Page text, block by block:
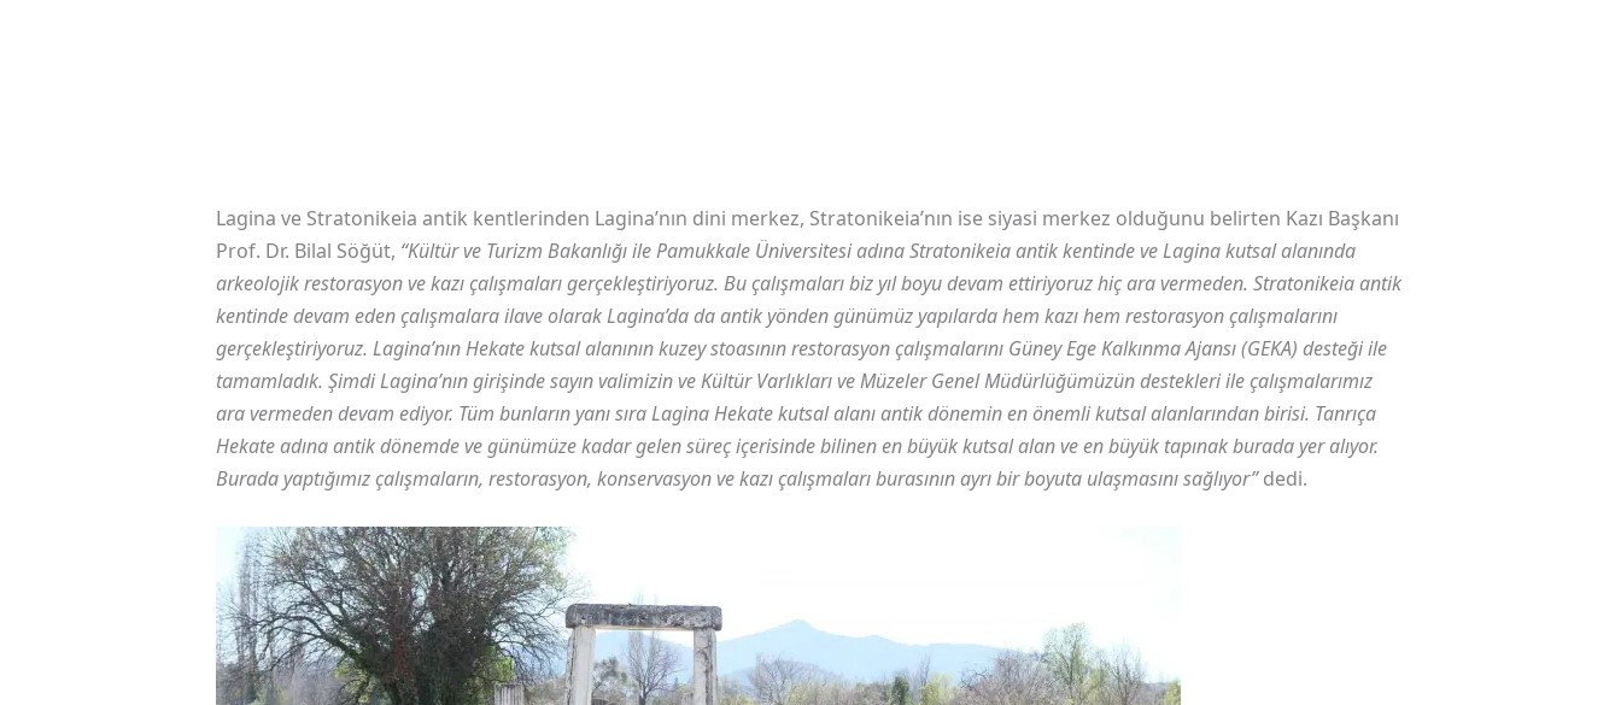
Lagina ve Stratonikeia antik kentlerinden Lagina’nın dini merkez, Stratonikeia’nın ise siyasi merkez olduğunu belirten Kazı Başkanı
Prof. Dr. Bilal Söğüt, “Kültür ve Turizm Bakanlığı ile Pamukkale Üniversitesi adına Stratonikeia antik kentinde ve Lagina kutsal alanında
arkeolojik restorasyon ve kazı çalışmaları gerçekleştiriyoruz. Bu çalışmaları biz yıl boyu devam ettiriyoruz hiç ara vermeden. Stratonikeia antik
kentinde devam eden çalışmalara ilave olarak Lagina’da da antik yönden günümüz yapılarda hem kazı hem restorasyon çalışmalarını
gerçekleştiriyoruz. Lagina’nın Hekate kutsal alanının kuzey stoasının restorasyon çalışmalarını Güney Ege Kalkınma Ajansı (GEKA) desteği ile
tamamladık. Şimdi Lagina’nın girişinde sayın valimizin ve Kültür Varlıkları ve Müzeler Genel Müdürlüğümüzün destekleri ile çalışmalarımız
ara vermeden devam ediyor. Tüm bunların yanı sıra Lagina Hekate kutsal alanı antik dönemin en önemli kutsal alanlarından birisi. Tanrıça
Hekate adına antik dönemde ve günümüze kadar gelen süreç içerisinde bilinen en büyük kutsal alan ve en büyük tapınak burada yer alıyor.
Burada yaptığımız çalışmaların, restorasyon, konservasyon ve kazı çalışmaları burasının ayrı bir boyuta ulaşmasını sağlıyor”dedi.